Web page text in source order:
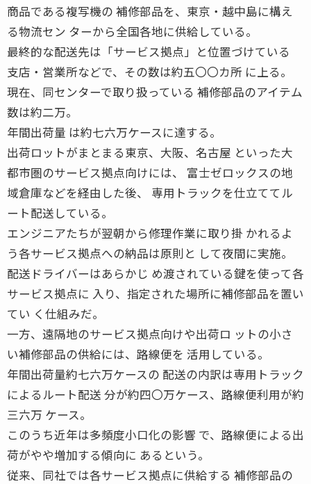
商品である複写機の 補修部品を、東京・越中島に構え
る物流セン ターから全国各地に供給している。
最終的な配送先は「サービス拠点」と位置づけている
支店・営業所などで、その数は約五〇〇カ所 に上る。
現在、同センターで取り扱っている 補修部品のアイテム
数は約二万。
年間出荷量 は約七六万ケースに達する。
出荷ロットがまとまる東京、大阪、名古屋 といった大
都市圏のサービス拠点向けには、 富士ゼロックスの地
域倉庫などを経由した後、 専用トラックを仕立ててル
ート配送している。
エンジニアたちが翌朝から修理作業に取り掛 かれるよ
う各サービス拠点への納品は原則と して夜間に実施。
配送ドライバーはあらかじ め渡されている鍵を使って各
サービス拠点に 入り、指定された場所に補修部品を置い
てい く仕組みだ。
一方、遠隔地のサービス拠点向けや出荷ロ ットの小さ
い補修部品の供給には、路線便を 活用している。
年間出荷量約七六万ケースの 配送の内訳は専用トラック
によるルート配送 分が約四〇万ケース、路線便利用が約
三六万 ケース。
このうち近年は多頻度小口化の影響 で、路線便による出
荷がやや増加する傾向に あるという。
従来、同社では各サービス拠点に供給する 補修部品の